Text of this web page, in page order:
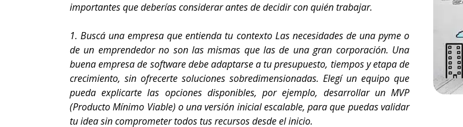
importantes que deberías considerar antes de decidir con quién trabajar.
1. Buscá una empresa que entienda tu contexto Las necesidades de una pyme o
de un emprendedor no son las mismas que las de una gran corporación. Una
buena empresa de software debe adaptarse a tu presupuesto, tiempos y etapa de
crecimiento, sin ofrecerte soluciones sobredimensionadas. Elegí un equipo que
pueda explicarte las opciones disponibles, por ejemplo, desarrollar un MVP
(Producto Mínimo Viable) o una versión inicial escalable, para que puedas validar
tu idea sin comprometer todos tus recursos desde el inicio.